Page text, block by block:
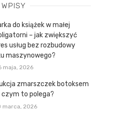
WPISY
do książek w małej
– jak zwiększyć
usług bez rozbudowy
maszynowego?
maja, 2026
zmarszczek botoksem
czym to polega?
marca, 2026